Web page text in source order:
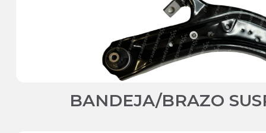
BANDEJA/BRAZO